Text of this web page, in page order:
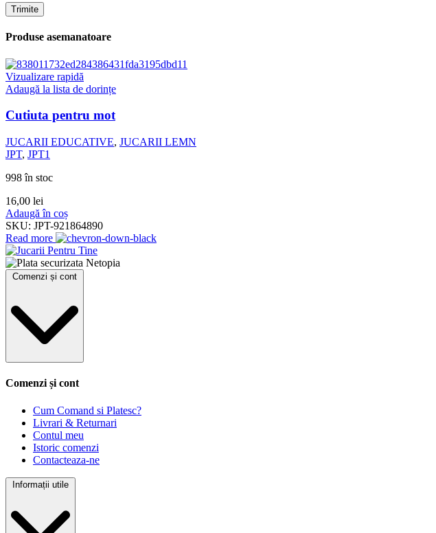
Produse asemanatoare
Vizualizare rapidă
Adaugă la lista de dorințe
Cutiuta pentru mot
JUCARII EDUCATIVE, JUCARII LEMN
JPT, JPT1
998 în stoc
16,00 lei
Adaugă în coș
SKU: JPT-921864890
Read more
Comenzi și cont
Comenzi și cont
Cum Comand si Platesc?
Livrari & Returnari
Contul meu
Istoric comenzi
Contacteaza-ne
Informații utile